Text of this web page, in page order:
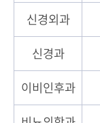
신경외과
신경과
이비인후과